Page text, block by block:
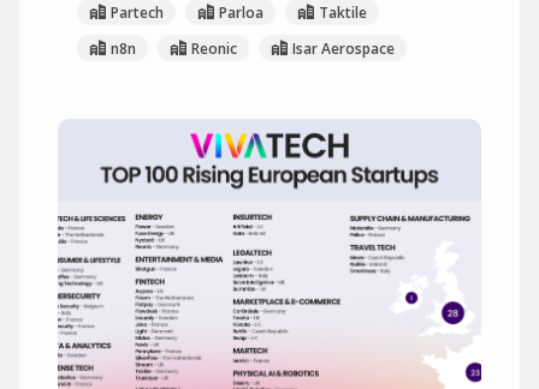
Partech
Parloa
Taktile
n8n
Reonic Isar Aerospace